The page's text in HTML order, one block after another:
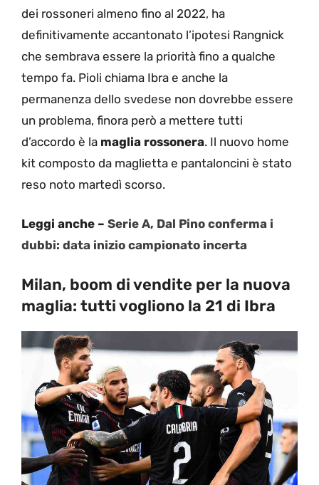
dei rossoneri almeno fino al 2022, ha
definitivamente accantonato l’ipotesi Rangnick
che sembrava essere la priorità fino a qualche
tempo fa. Pioli chiama Ibra e anche la
permanenza dello svedese non dovrebbe essere
un problema, finora però a mettere tutti
d’accordo è la maglia rossonera. Il nuovo home
kit composto da maglietta e pantaloncini è stato
reso noto martedì scorso.
Leggi anche – Serie A, Dal Pino conferma i
dubbi: data inizio campionato incerta
Milan, boom di vendite per la nuova
maglia: tutti vogliono la 21 di Ibra